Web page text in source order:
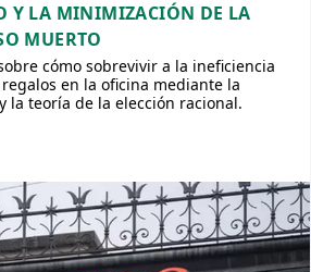
Y LA MINIMIZACIÓN DE LA
MUERTO
cómo sobrevivir a la ineficiencia
en la oficina mediante la
la teoría de la elección racional.